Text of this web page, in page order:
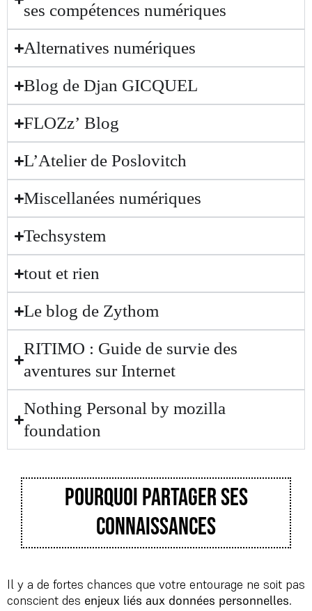
ses compétences numériques
Alternatives numériques
Blog de Djan GICQUEL
FLOZzʼ Blog
L’Atelier de Poslovitch
Miscellanées numériques
Techsystem
tout et rien
Le blog de Zythom
RITIMO : Guide de survie des
aventures sur Internet
Nothing Personal by mozilla
foundation
pourquoi partager ses
connaissances
Il y a de fortes chances que votre entourage ne soit pas
conscient des enjeux liés aux données personnelles.